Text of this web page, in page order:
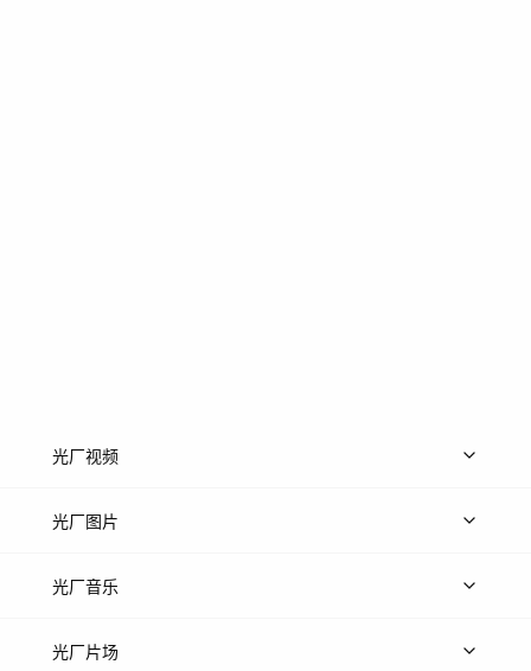
光厂视频
上传视频
光厂图片
上传图片
光厂音乐
热门音乐
光厂片场